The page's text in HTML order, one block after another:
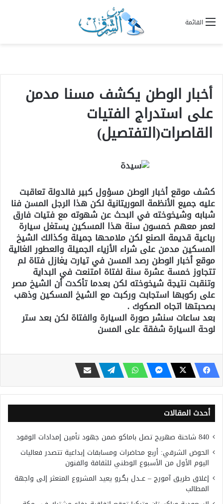
القائمة
أخبار الوطن يكشف مسنا مدمن
على استدراج الفتيات
القاصرات(التفتصيل)
كشف موقع أخبار الوطن مسؤول كبير فالدولة تعاقبت
عليه جميع الأنظمة الموريتانية لكن هذا الرجل المسن فنا
شبابه وشيخوخته في البحث عن شهوته مع فتيات فارق
لعمر معهم خمسون سنة هذا المسكين يستغل سيارة
رباعية قديمة الصنع لكن ملامحها جميلة وكذالك الشيخ
المسكين مدمن على شراء الأزياء الجميلة والعطور الغالية
موقع أخبار الوطن رصد المسن في تيارت يغازل فتاة لم
تتجاوز خمسة عشرة سنة لفتاة امتنعت في البداية
وتنقبت نتيجة شيخوخته لكن بعدما تأكدت أن الشيخ مصر
على ركوبها استجابت وركبت مع الشيخ المسكين وذهب
بصحبتها اتجاه الصكوك .
بعد ساعات سنشر صورة السيارة والفتاة لكن بعد ستر
لوحة السيارة شفقة على المسن
أحدث المقالات
840 شاحنة صهريج تصل باماكو ضمن جهود تأمين إمدادات الوقود
الحوض الشرقي: أربع محاضرات ومسابقات إبداعية تتصدر فعاليات
اليوم الأول من الأسبوع الوطني للثقافة والفنون
إغلاق طريق آمورج – عــدل بگـرو يعيد المشروع المتعثر إلى واجهة
المطالب